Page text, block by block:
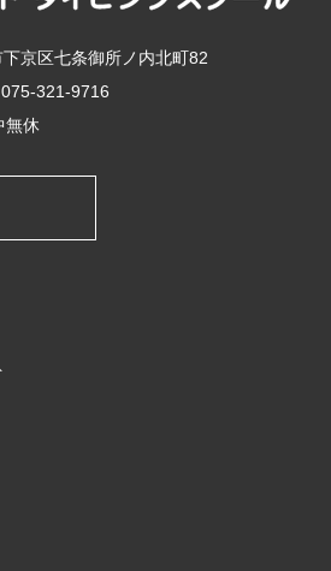
京区七条御所ノ内北町82
321-9716
無休